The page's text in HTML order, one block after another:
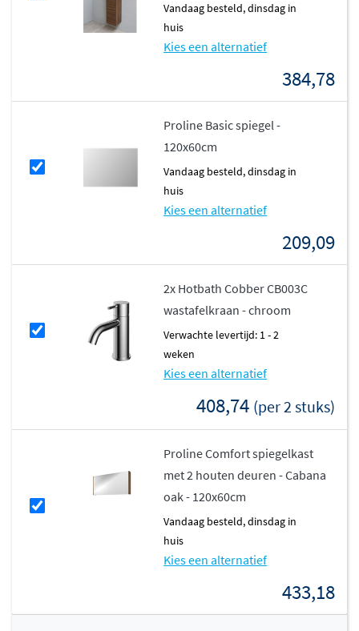
vandaag besteld, dinsdag in
huis
Kies een alternatief
384,78
Proline Basic spiegel -
120x60cm
vandaag besteld, dinsdag in
huis
Kies een alternatief
209,09
2x Hotbath Cobber CB003C
wastafelkraan - chroom
Verwachte levertijd: 1 - 2
weken
Kies een alternatief
408,74 (per 2 stuks)
Proline Comfort spiegelkast
met 2 houten deuren - Cabana
oak - 120x60cm
vandaag besteld, dinsdag in
huis
Kies een alternatief
433,18